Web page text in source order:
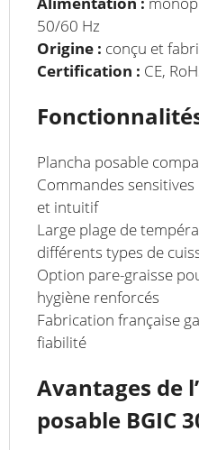
50/60 Hz
Origine : conçu et
Certification : CE,
Plancha posable
Commandes
et intuitif
Large plage de
différents types de
Option pare-graisse
hygiène renforcés
Fabrication française
fiabilité
Avantages de
posable BGIC